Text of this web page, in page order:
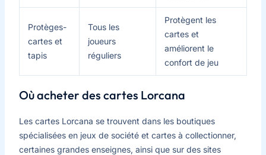
Protèges-
cartes et
tapis
Tous les
joueurs
réguliers
Protègent les
cartes et
améliorent le
confort de jeu
Où acheter des cartes Lorcana
Les cartes Lorcana se trouvent dans les boutiques
spécialisées en jeux de société et cartes à collectionner,
certaines grandes enseignes, ainsi que sur des sites